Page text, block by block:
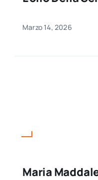
Marzo 14, 2026
Maria